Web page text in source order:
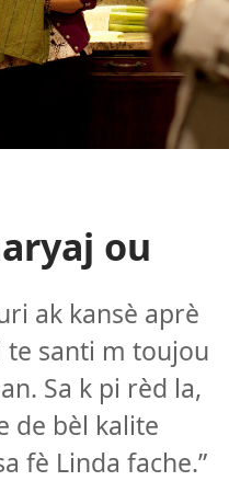
ou
ak kansè aprè
te santi m toujou
Sa k pi rèd la,
de bèl kalite
fè Linda fache.”